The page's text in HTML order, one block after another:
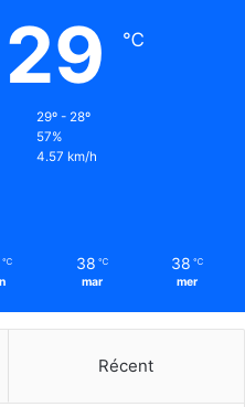
29 ℃
29º - 28º
57%
4.57 km/h
℃ 38 ℃
mar
38 ℃
mer
Récent